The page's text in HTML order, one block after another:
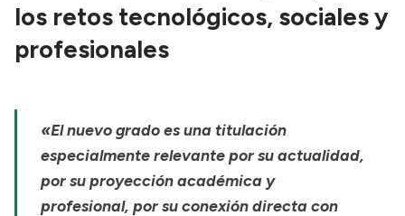
los retos tecnológicos, sociales y
profesionales
«El nuevo grado es una titulación
especialmente relevante por su actualidad,
por su proyección académica y
profesional, por su conexión directa con